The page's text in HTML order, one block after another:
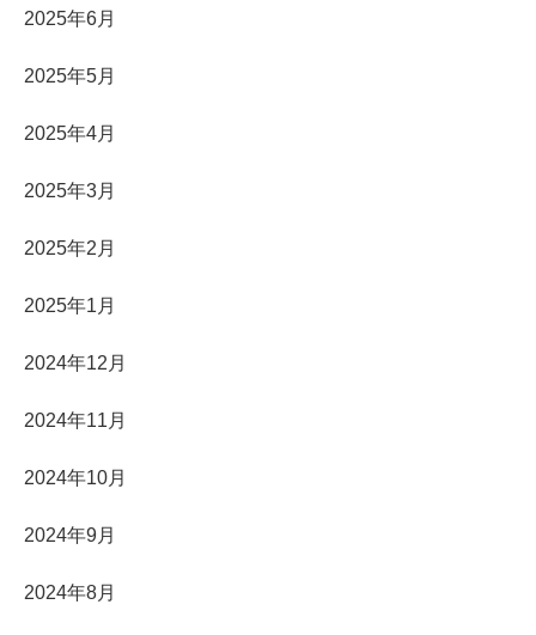
2025年6月
2025年5月
2025年4月
2025年3月
2025年2月
2025年1月
2024年12月
2024年11月
2024年10月
2024年9月
2024年8月